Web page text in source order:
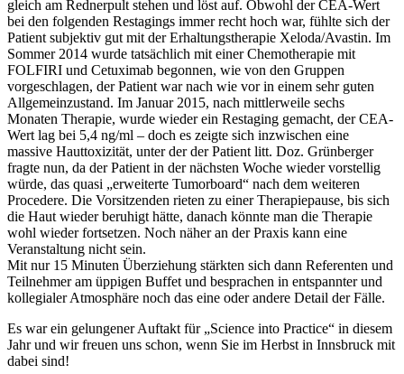
gleich am Rednerpult stehen und löst auf. Obwohl der CEA-Wert
bei den folgenden Restagings immer recht hoch war, fühlte sich der
Patient subjektiv gut mit der Erhaltungstherapie Xeloda/Avastin. Im
Sommer 2014 wurde tatsächlich mit einer Chemotherapie mit
FOLFIRI und Cetuximab begonnen, wie von den Gruppen
vorgeschlagen, der Patient war nach wie vor in einem sehr guten
Allgemeinzustand. Im Januar 2015, nach mittlerweile sechs
Monaten Therapie, wurde wieder ein Restaging gemacht, der CEA-
Wert lag bei 5,4 ng/ml – doch es zeigte sich inzwischen eine
massive Hauttoxizität, unter der der Patient litt. Doz. Grünberger
fragte nun, da der Patient in der nächsten Woche wieder vorstellig
würde, das quasi „erweiterte Tumorboard“ nach dem weiteren
Procedere. Die Vorsitzenden rieten zu einer Therapiepause, bis sich
die Haut wieder beruhigt hätte, danach könnte man die Therapie
wohl wieder fortsetzen. Noch näher an der Praxis kann eine
Veranstaltung nicht sein.
Mit nur 15 Minuten Überziehung stärkten sich dann Referenten und
Teilnehmer am üppigen Buffet und besprachen in entspannter und
kollegialer Atmosphäre noch das eine oder andere Detail der Fälle.
Es war ein gelungener Auftakt für „Science into Practice“ in diesem
Jahr und wir freuen uns schon, wenn Sie im Herbst in Innsbruck mit
dabei sind!